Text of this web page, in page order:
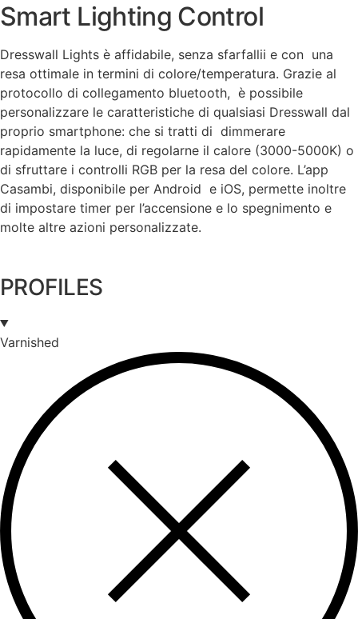
Smart Lighting Control
Dresswall Lights è affidabile, senza sfarfallii e con una
resa ottimale in termini di colore/temperatura. Grazie al
protocollo di collegamento bluetooth, è possibile
personalizzare le caratteristiche di qualsiasi Dresswall dal
proprio smartphone: che si tratti di dimmerare
rapidamente la luce, di regolarne il calore (3000-5000K) o
di sfruttare i controlli RGB per la resa del colore. L’app
Casambi, disponibile per Android e iOS, permette inoltre
di impostare timer per l’accensione e lo spegnimento e
molte altre azioni personalizzate.
PROFILES
Varnished